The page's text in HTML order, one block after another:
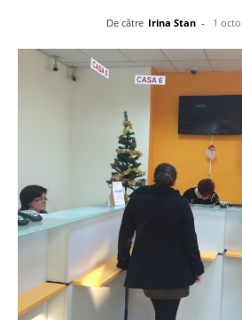
De către Irina Stan - 1